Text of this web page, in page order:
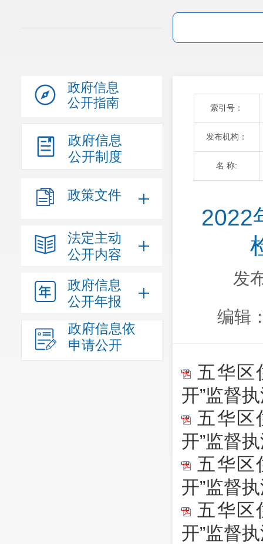
政府信息
公开指南
政府信息
公开制度
政策文件
法定主动
公开内容
政府信息
公开年报
政府信息依
申请公开
索引号：
发布机构：
名 称:
2022
发
编辑
五华区
开”监督
五华区
开”监督
五华区
开”监督
五华区
开”监督